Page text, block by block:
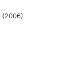
(2006)